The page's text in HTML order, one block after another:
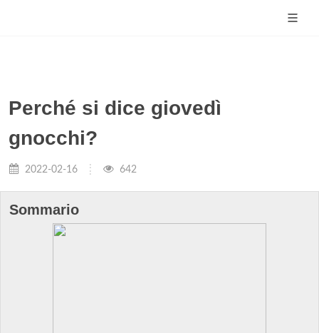
Perché si dice giovedì
gnocchi?
2022-02-16 642
Sommario